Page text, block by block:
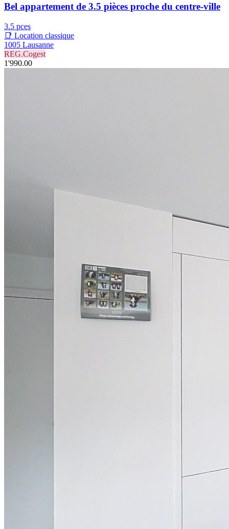
Bel appartement de 3.5 pièces proche du centre-ville
3.5 pces
📑 Location classique
1005 Lausanne
REG.Cogest
1'990.00